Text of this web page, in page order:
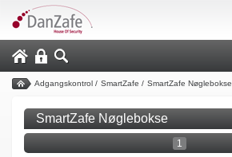
Adgangskontrol / SmartZafe / SmartZafe Nøglebokse
SmartZafe Nøglebokse
1